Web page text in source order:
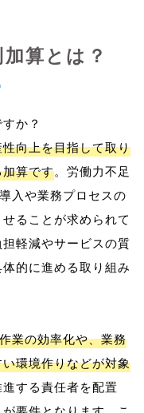
算とは？
か？
向上を目指して取り
加算です。労働力不足
入や業務プロセスの
ることが求められて
軽減やサービスの質
的に進める取り組み
業の効率化や、業務
環境作りなどが対象
する責任者を配置